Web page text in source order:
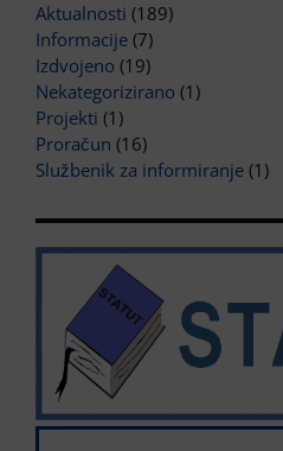
Aktualnosti (189)
Informacije (7)
Izdvojeno (19)
Nekategorizirano (1)
Projekti (1)
Proračun (16)
Službenik za informiranje (1)